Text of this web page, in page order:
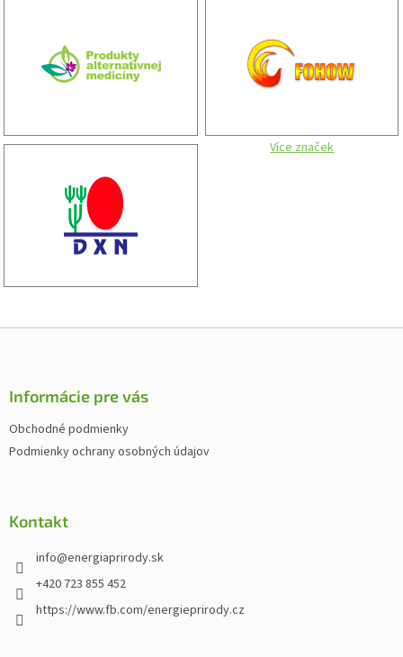
Více značek
Z
Informácie pre vás
Obchodné podmienky
Podmienky ochrany osobných údajov
Kontakt
info@energiaprirody.sk
+420 723 855 452
https://www.fb.com/energieprirody.cz